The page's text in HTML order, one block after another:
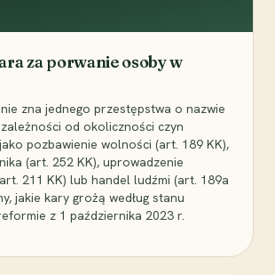
za porwanie osoby w
zna jednego przestępstwa o nazwie
od okoliczności czyn
pozbawienie wolności (art. 189 KK),
(art. 252 KK), uprowadzenie
211 KK) lub handel ludźmi (art. 189a
jakie kary grożą według stanu
z 1 października 2023 r.